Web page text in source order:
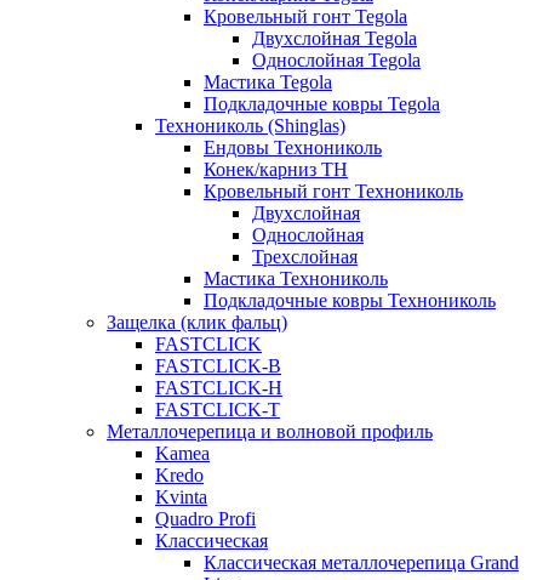
Кровельный гонт Tegola
Двухслойная Tegola
Однослойная Tegola
Мастика Tegola
Подкладочные ковры Tegola
Технониколь (Shinglas)
Ендовы Технониколь
Конек/карниз ТН
Кровельный гонт Технониколь
Двухслойная
Однослойная
Трехслойная
Мастика Технониколь
Подкладочные ковры Технониколь
Защелка (клик фальц)
FASTCLICK
FASTCLICK-B
FASTCLICK-H
FASTCLICK-T
Металлочерепица и волновой профиль
Kamea
Kredo
Kvinta
Quadro Profi
Классическая
Классическая металлочерепица Grand